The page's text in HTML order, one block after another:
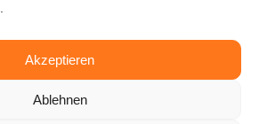
Akzeptieren
Ablehnen